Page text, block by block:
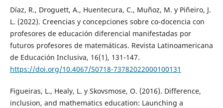
Díaz, R., Droguett, A., Huentecura, C., Muñoz, M. y Piñeiro, J.
L. (2022). Creencias y concepciones sobre co-docencia con
profesores de educación diferencial manifestadas por
futuros profesores de matemáticas. Revista Latinoamericana
de Educación Inclusiva, 16(1), 131-147.
https://doi.org/10.4067/S0718-73782022000100131
Figueiras, L., Healy, L. y Skovsmose, O. (2016). Difference,
inclusion, and mathematics education: Launching a